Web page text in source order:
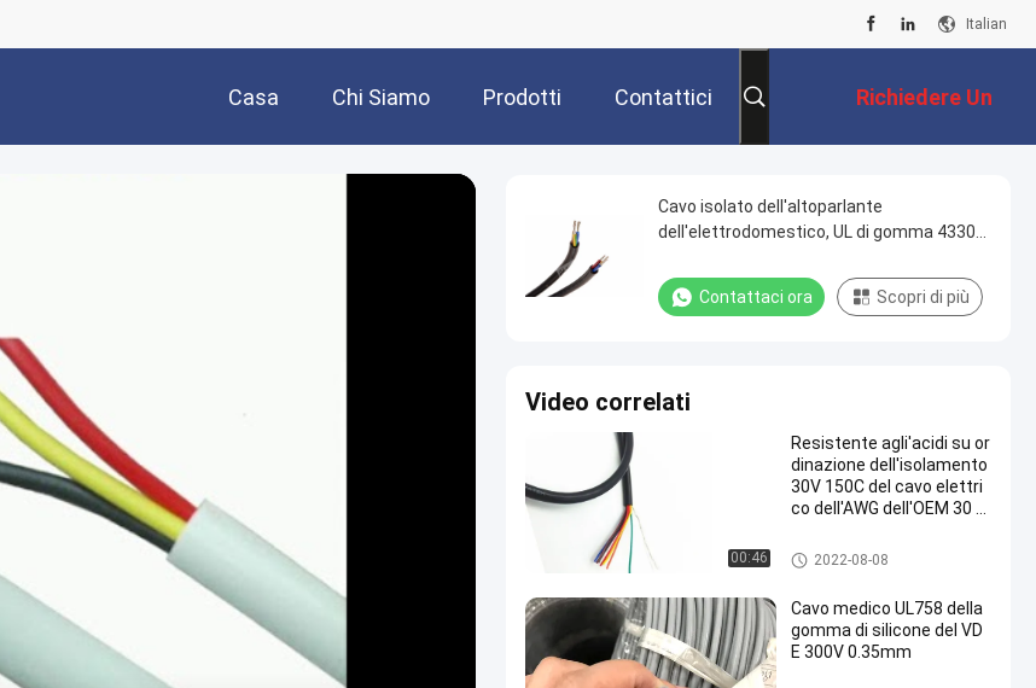
Italian
Casa Chi Siamo Prodotti Contattici Richiedere Un
Cavo isolato dell'altoparlante
dell'elettrodomestico, UL di gomma 4330
Contattaci ora Scopri di più
Video correlati
00:46
Resistente agli'acidi su or
dinazione dell'isolamento
30V 150C del cavo elettri
co dell'AWG dell'OEM 30 e
Cavo elettrico su ordinazione
2022-08-08
Cavo medico UL758 della
gomma di silicone del VD
E 300V 0.35mm